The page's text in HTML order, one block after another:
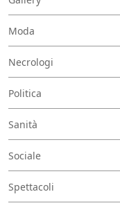
Moda
Necrologi
Politica
Sanità
Sociale
Spettacoli